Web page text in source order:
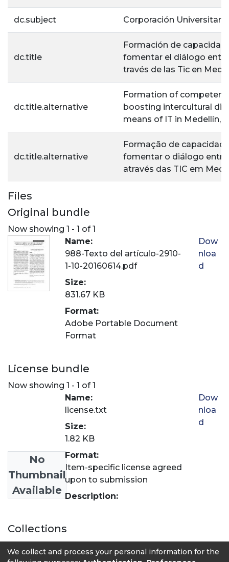
dc.subject Corporación
dc.title
Formación de
fomentar el diálogo
través de las Tic en
dc.title.alternative
Formation of
boosting intercultural
means of IT in Medellín,
dc.title.alternative
Formação de
fomentar o diálogo entre
através das TIC em
Files
Original bundle
Now showing 1 - 1 of 1
Name:
988-Texto del artículo-2910-
1-10-20160614.pdf
Size:
831.67 KB
Format:
Adobe Portable Document
Format
Dow
nloa
d
License bundle
Now showing 1 - 1 of 1
No
Thumbnail
Available
Name:
license.txt
Size:
1.82 KB
Format:
Item-specific license agreed
upon to submission
Description:
Dow
nloa
d
Collections
Revista LASALLISTA de Investigación
We collect and process your personal information for the